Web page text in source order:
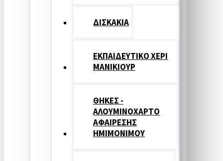
ΔΙΣΚΑΚΙΑ
ΕΚΠΑΙΔΕΥΤΙΚΟ ΧΕΡΙ
ΜΑΝΙΚΙΟΥΡ
ΘΗΚΕΣ -
ΑΛΟΥΜΙΝΟΧΑΡΤΟ
ΑΦΑΙΡΕΣΗΣ
ΗΜΙΜΟΝΙΜΟΥ